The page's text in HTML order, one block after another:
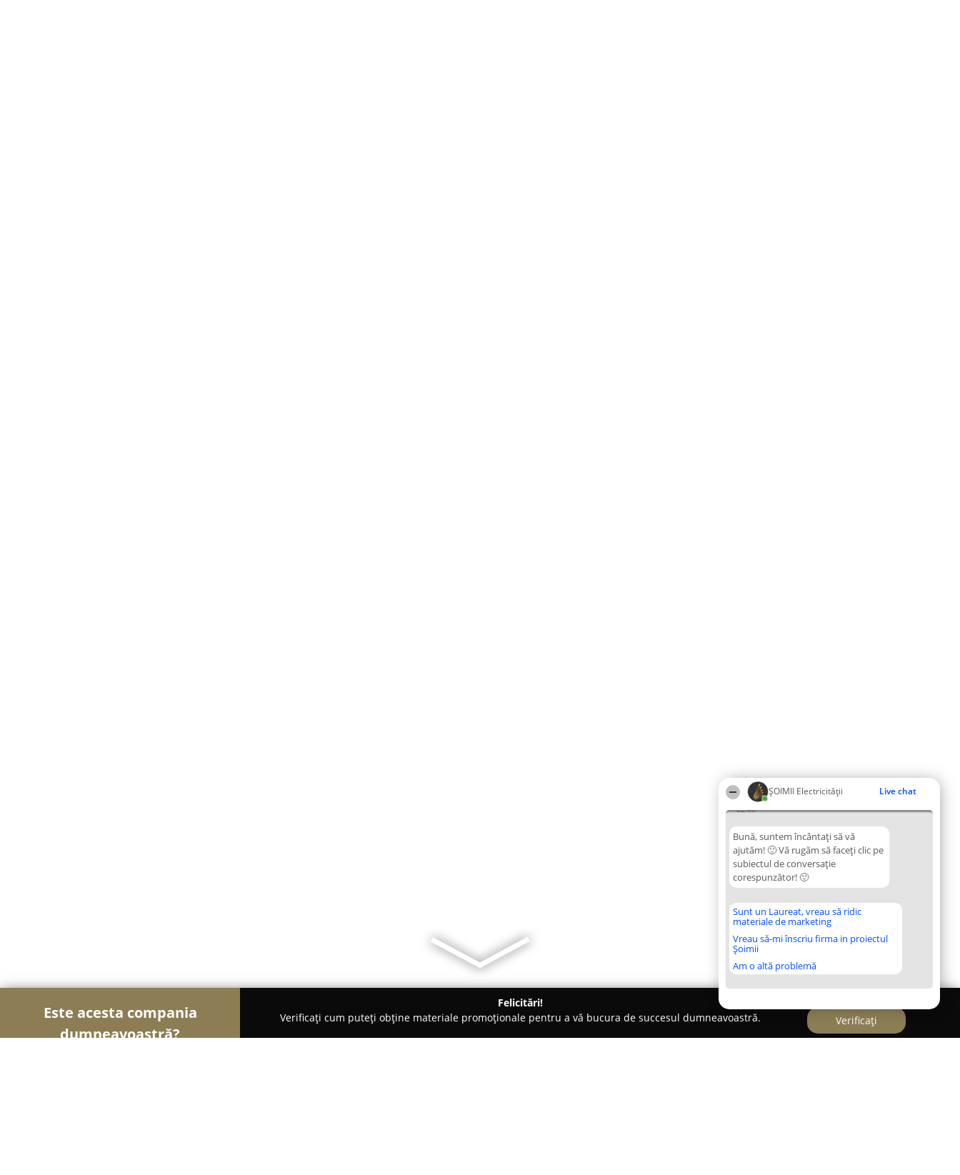
ȘOIMII Electricității Live chat
02:40
Bună, suntem încântați să vă
ajutăm! 🙂 Vă rugăm să faceți clic pe
subiectul de conversație
corespunzător! 🙂
Sunt un Laureat, vreau să ridic
materiale de marketing
Vreau să-mi înscriu firma in proiectul
Șoimii
Am o altă problemă
Este acesta compania
dumneavoastră?
Felicitări!
Verificați cum puteți obține materiale promoționale pentru a vă bucura de succesul dumneavoastră.
Verificați